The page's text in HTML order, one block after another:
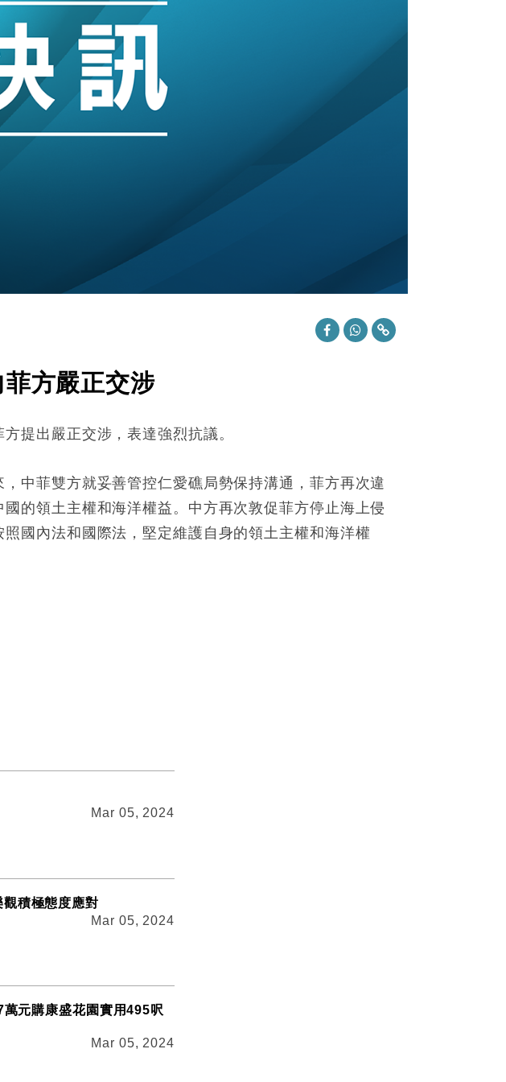
方嚴正交涉
提出嚴正交涉，表達強烈抗議。
中菲雙方就妥善管控仁愛礁局勢保持溝通，菲方再次違
的領土主權和海洋權益。中方再次敦促菲方停止海上侵
國內法和國際法，堅定維護自身的領土主權和海洋權
Mar 05, 2024
積極態度應對
Mar 05, 2024
元購康盛花園實用495呎
Mar 05, 2024